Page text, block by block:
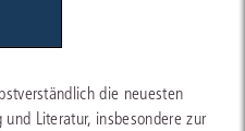
die neuesten
Literatur, insbesondere zur